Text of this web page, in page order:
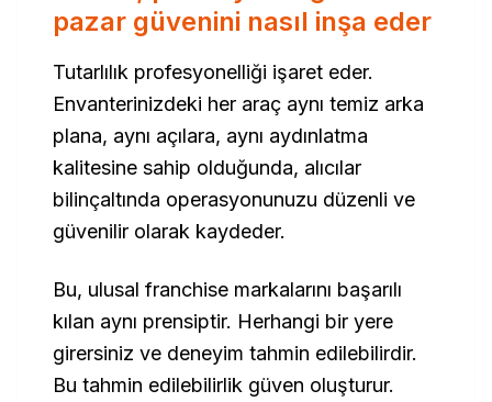
pazar güvenini nasıl inşa eder
Tutarlılık profesyonelliği işaret eder.
Envanterinizdeki her araç aynı temiz arka
plana, aynı açılara, aynı aydınlatma
kalitesine sahip olduğunda, alıcılar
bilinçaltında operasyonunuzu düzenli ve
güvenilir olarak kaydeder.
Bu, ulusal franchise markalarını başarılı
kılan aynı prensiptir. Herhangi bir yere
girersiniz ve deneyim tahmin edilebilirdir.
Bu tahmin edilebilirlik güven oluşturur.